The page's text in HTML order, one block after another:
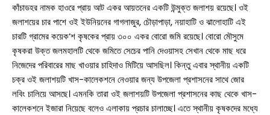
কাঁচাডহর নামক হাওরে প্রায় আট একর আয়তনের একটি উন্মুক্ত জলাশয় রয়েছে। ওই
জলাশয়ের চার পাশে ওই ইউনিয়নের গাগলাজুর, চৌড়াপাড়া, নয়াহাটি ও ঝালোহাটি এই
চারটি গ্রামের কয়েক’শ কৃষকের প্রায় ৩০০ একর বোরো জমি রয়েছে। বোরো মৌসুমে
কৃষকরা উক্ত জলমহালটি থেকে জমিতে সেচের পানি দেওয়াসহ সেখান থেকে মাছ ধরে
নিজেদের পরিবারের মাছ খাওয়ার চাহিদাও মিটিয়ে আসছিল। কিন্তু এবার স্থানীয় একটি
চক্র ওই জলাশয়টি খাস-কালেকশনে নেওয়ার জন্য উপজেলা প্রশাসনের সাথে জোর
লবিং চালিয়ে আসছে। এমনকি তারা ওই জলাশয়টি উপজেলা প্রশাসনের কাছ থেকে খাস-
কালেকশনে ইজারা নিয়েছে বলেও এলাকায় প্রচার চালাচ্ছে। এতে স্থানীয় কৃষকদের মধ্যে